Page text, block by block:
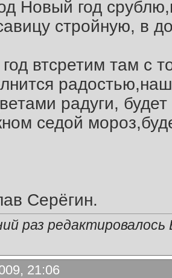
Новый год
стройную, в
втсретим там с
радуги,
седой
Серёгин.
раз
21:06